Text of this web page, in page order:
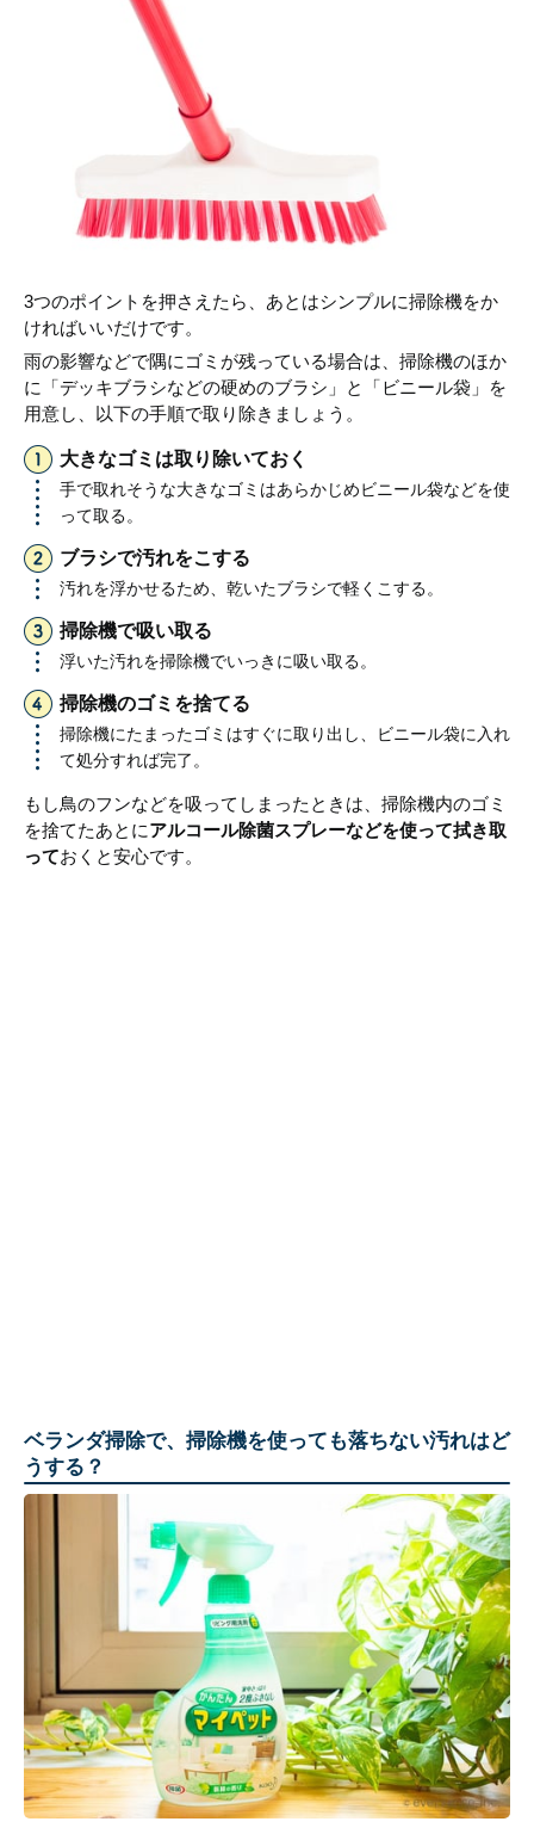
3つのポイントを押さえたら、あとはシンプルに掃除機をか
ければいいだけです。
雨の影響などで隅にゴミが残っている場合は、掃除機のほか
に「デッキブラシなどの硬めのブラシ」と「ビニール袋」を
用意し、以下の手順で取り除きましょう。
大きなゴミは取り除いておく
手で取れそうな大きなゴミはあらかじめビニール袋などを使
って取る。
ブラシで汚れをこする
汚れを浮かせるため、乾いたブラシで軽くこする。
掃除機で吸い取る
浮いた汚れを掃除機でいっきに吸い取る。
掃除機のゴミを捨てる
掃除機にたまったゴミはすぐに取り出し、ビニール袋に入れ
て処分すれば完了。
もし鳥のフンなどを吸ってしまったときは、掃除機内のゴミ
を捨てたあとにアルコール除菌スプレーなどを使って拭き取
っておくと安心です。
ベランダ掃除で、掃除機を使っても落ちない汚れはど
うする？